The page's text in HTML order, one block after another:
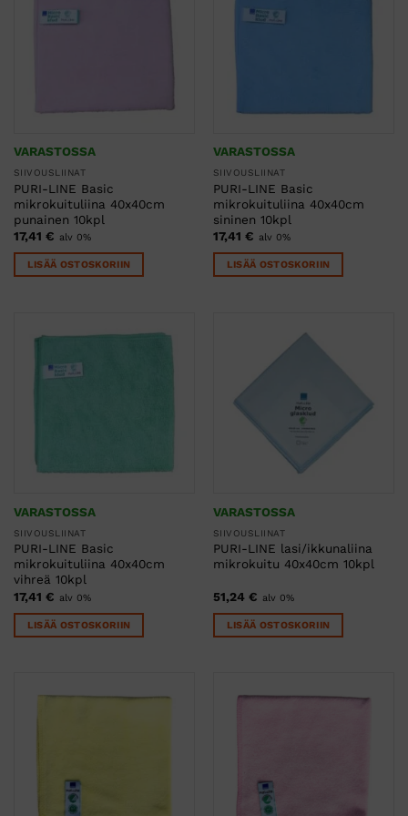
VARASTOSSA
SIIVOUSLIINAT
PURI-LINE Basic
mikrokuituliina 40x40cm
punainen 10kpl
17,41 € alv 0%
LISÄÄ OSTOSKORIIN
VARASTOSSA
SIIVOUSLIINAT
PURI-LINE Basic
mikrokuituliina 40x40cm
sininen 10kpl
17,41 € alv 0%
LISÄÄ OSTOSKORIIN
VARASTOSSA
SIIVOUSLIINAT
PURI-LINE Basic
mikrokuituliina 40x40cm
vihreä 10kpl
17,41 € alv 0%
LISÄÄ OSTOSKORIIN
VARASTOSSA
SIIVOUSLIINAT
PURI-LINE lasi/ikkunaliina
mikrokuitu 40x40cm 10kpl
51,24 € alv 0%
LISÄÄ OSTOSKORIIN